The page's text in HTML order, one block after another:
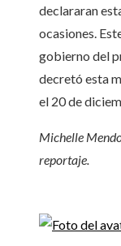
declararan
ocasiones.
gobierno del
decretó esta
el 20 de
Michelle
reportaje.